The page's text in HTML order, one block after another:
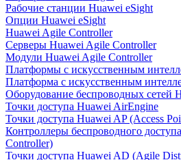
Рабочие станции Huawei eSight
Опции Huawei eSight
Huawei Agile Controller
Серверы Huawei Agile Controller
Модули Huawei Agile Controller
Платформы с искусственным
Платформа с искусственным
Оборудование беспроводных сетей
Точки доступа Huawei AirEngine
Точки доступа Huawei AP (Access
Контроллеры беспроводного
Controller)
Точки доступа Huawei AD (Agile